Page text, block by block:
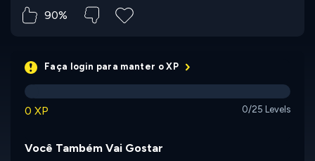
90%
Faça login para manter o XP
0 XP 0/25 Levels
Você Também Vai Gostar